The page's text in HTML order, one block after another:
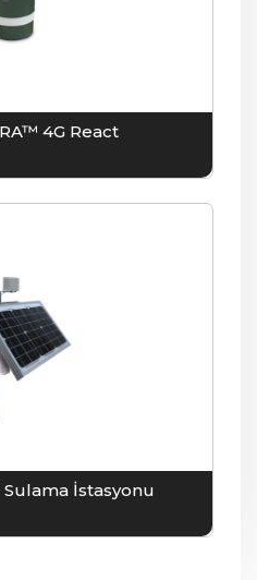
4G React
Sulama İstasyonu